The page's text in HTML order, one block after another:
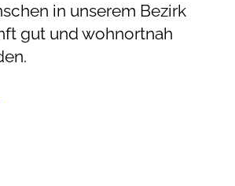
in unserem Bezirk
gut und wohnortnah